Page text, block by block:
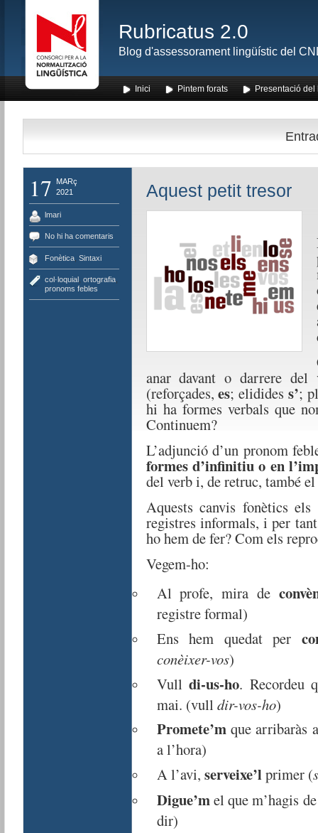
Rubricatus 2.0
Blog d'assessorament lingüístic del
Inici Pintem forats Presentació del
17
MARç
2021
lmari
No hi ha comentaris
Fonètica, Sintaxi
col·loquial, ortografia,
pronoms febles
Aquest petit tresor
anar davant o darrere del
(reforçades,es; elidides s’;
hi ha formes verbals que
Continuem?
L’adjunció d’un pronom
formes d’infinitiu o en
del verb i, de retruc, també
Aquests canvis fonètics
registres informals, i per
ho hem de fer? Com els
Vegem-ho:
Al profe, mira de
registre formal)
Ens hem quedat per
conèixer-vos)
Vulldi-us-ho. Recordeu
mai. (vull dir-vos-ho)
Promete’mque arribaràs
a l’hora)
A l’avi, serveixe’lprimer (
Digue’mel que m’hagis
dir)